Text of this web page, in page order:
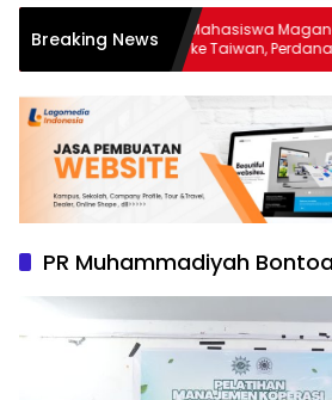
Breaking News
UMSi Lepas 11 Mahasiswa Magang
Internasional ke Taiwan, Perdana
Sejarah Kampus
PR Muhammadiyah